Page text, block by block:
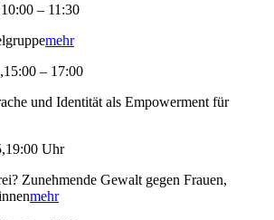
– 11:30
mehr
– 17:00
und Identität als Empowerment für
Uhr
Zunehmende Gewalt gegen Frauen,
mehr